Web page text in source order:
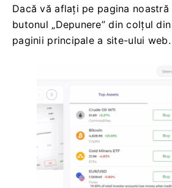
Dacă vă aflați pe pagina
butonul „Depunere” din colțul
paginii principale a site-ului web.